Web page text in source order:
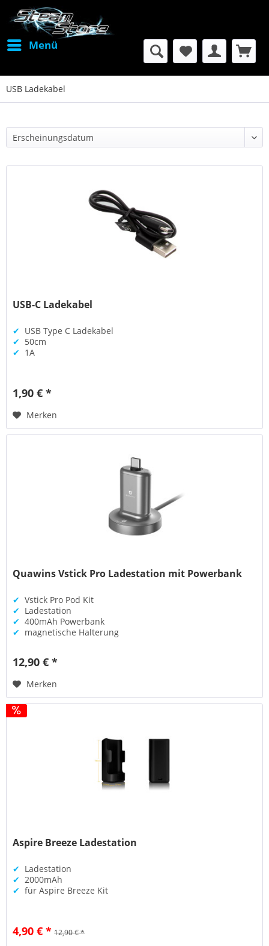
Menü
USB Ladekabel
USB-C Ladekabel
✔ USB Type C Ladekabel
✔ 50cm
✔ 1A
1,90 € *
Merken
Quawins Vstick Pro Ladestation mit Powerbank
✔ Vstick Pro Pod Kit
✔ Ladestation
✔ 400mAh Powerbank
✔ magnetische Halterung
12,90 € *
Merken
Aspire Breeze Ladestation
✔ Ladestation
✔ 2000mAh
✔ für Aspire Breeze Kit
4,90 € * 12,90 € *